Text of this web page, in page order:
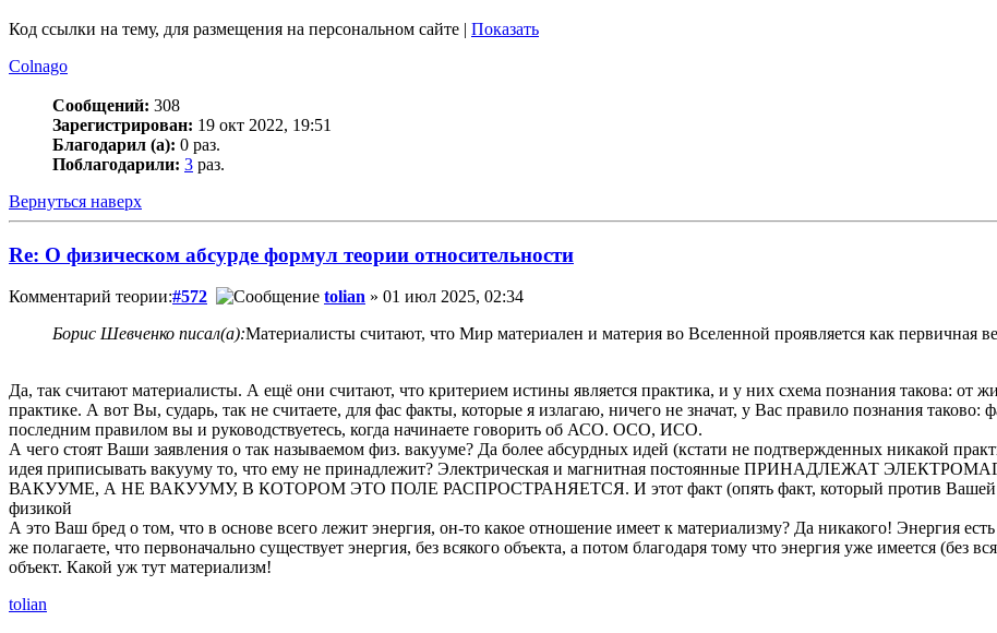
Код ссылки на тему, для размещения на персональном сайте | Показать
Colnago
Сообщений: 308
Зарегистрирован: 19 окт 2022, 19:51
Благодарил (а): 0 раз.
Поблагодарили: 3 раз.
Вернуться наверх
Re: О физическом абсурде формул теории относительности
Комментарий теории:#572 tolian » 01 июл 2025, 02:34
Борис Шевченко писал(а):Материалисты считают, что Мир материален и материя во Вселенной проявляется как первичная
Да, так считают материалисты. А ещё они считают, что критерием истины является практика, и у них схема познания такова: от
практике. А вот Вы, сударь, так не считаете, для фас факты, которые я излагаю, ничего не значат, у Вас правило познания
последним правилом вы и руководствуетесь, когда начинаете говорить об АСО. ОСО, ИСО.
А чего стоят Ваши заявления о так называемом физ. вакууме? Да более абсурдных идей (кстати не подтвержденных никакой
идея приписывать вакууму то, что ему не принадлежит? Электрическая и магнитная постоянные ПРИНАДЛЕЖАТ
ВАКУУМЕ, А НЕ ВАКУУМУ, В КОТОРОМ ЭТО ПОЛЕ РАСПРОСТРАНЯЕТСЯ. И этот факт (опять факт, который против Вашей
физикой
А это Ваш бред о том, что в основе всего лежит энергия, он-то какое отношение имеет к материализму? Да никакого!
же полагаете, что первоначально существует энергия, без всякого объекта, а потом благодаря тому что энергия уже имеется (без
объект. Какой уж тут материализм!
tolian